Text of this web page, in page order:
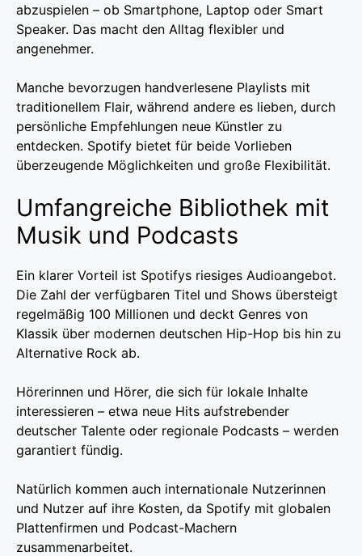
abzuspielen – ob Smartphone, Laptop oder Smart
Speaker. Das macht den Alltag flexibler und
angenehmer.
Manche bevorzugen handverlesene Playlists mit
traditionellem Flair, während andere es lieben, durch
persönliche Empfehlungen neue Künstler zu
entdecken. Spotify bietet für beide Vorlieben
überzeugende Möglichkeiten und große Flexibilität.
Umfangreiche Bibliothek mit
Musik und Podcasts
Ein klarer Vorteil ist Spotifys riesiges Audioangebot.
Die Zahl der verfügbaren Titel und Shows übersteigt
regelmäßig 100 Millionen und deckt Genres von
Klassik über modernen deutschen Hip-Hop bis hin zu
Alternative Rock ab.
Hörerinnen und Hörer, die sich für lokale Inhalte
interessieren – etwa neue Hits aufstrebender
deutscher Talente oder regionale Podcasts – werden
garantiert fündig.
Natürlich kommen auch internationale Nutzerinnen
und Nutzer auf ihre Kosten, da Spotify mit globalen
Plattenfirmen und Podcast-Machern
zusammenarbeitet.